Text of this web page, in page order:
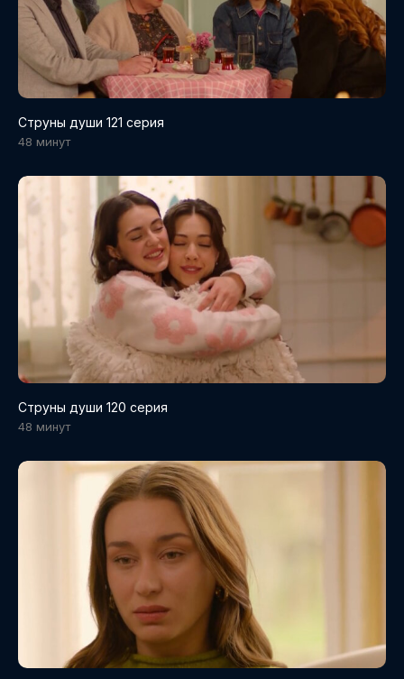
Струны души 121 серия
48 минут
Струны души 120 серия
48 минут